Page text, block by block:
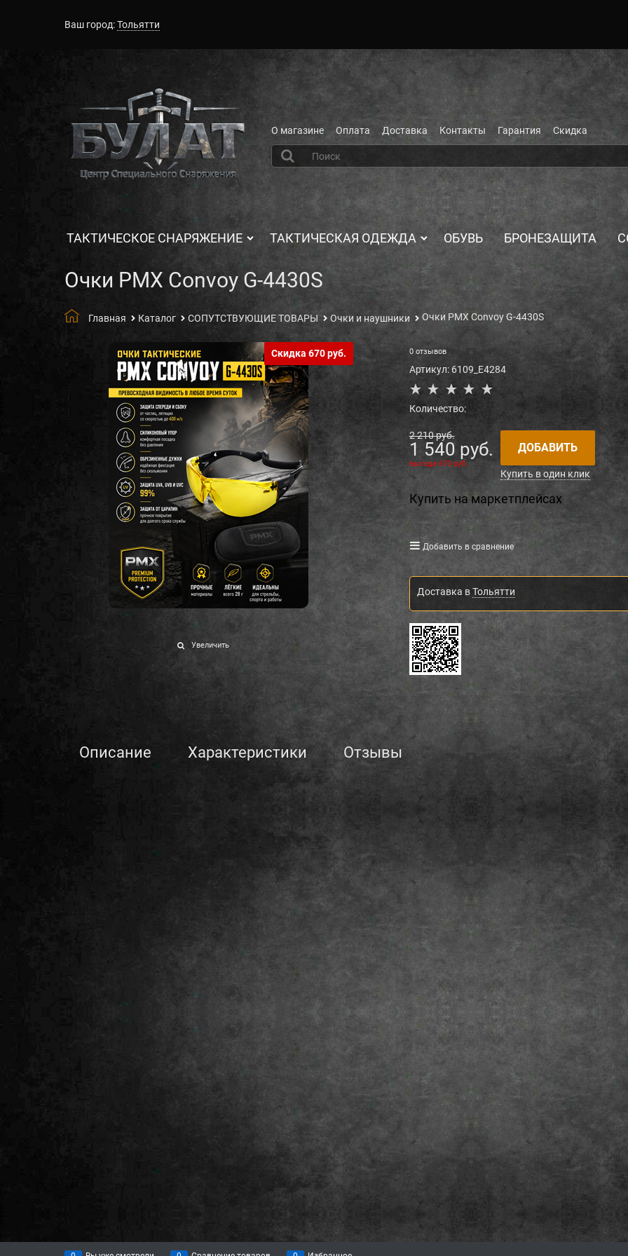
Ваш город:Тольятти
О магазине Оплата Доставка Контакты Гарантия Скидка
ТАКТИЧЕСКОЕ СНАРЯЖЕНИЕ ТАКТИЧЕСКАЯ ОДЕЖДА ОБУВЬ БРОНЕЗАЩИТА
Очки PMX Convoy G-4430S
Главная Каталог СОПУТСТВУЮЩИЕ ТОВАРЫ Очки и наушники Очки PMX Convoy G-4430S
Скидка 670 руб.
Увеличить
0 отзывов
Артикул: 6109_E4284
Количество:
2 210 руб.
1 540 руб.
выгода 670 руб.
ДОБАВИТЬ
Купить в один клик
Купить на маркетплейсах
Добавить в сравнение
Доставка вТольятти
Описание Характеристики Отзывы